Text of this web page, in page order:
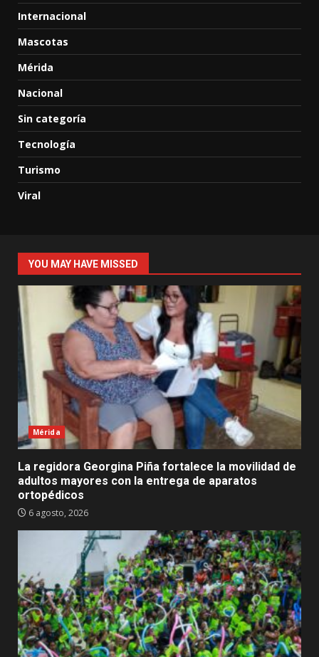
Internacional
Mascotas
Mérida
Nacional
Sin categoría
Tecnología
Turismo
Viral
YOU MAY HAVE MISSED
Mérida
La regidora Georgina Piña fortalece la movilidad de
adultos mayores con la entrega de aparatos
ortopédicos
6 agosto, 2026